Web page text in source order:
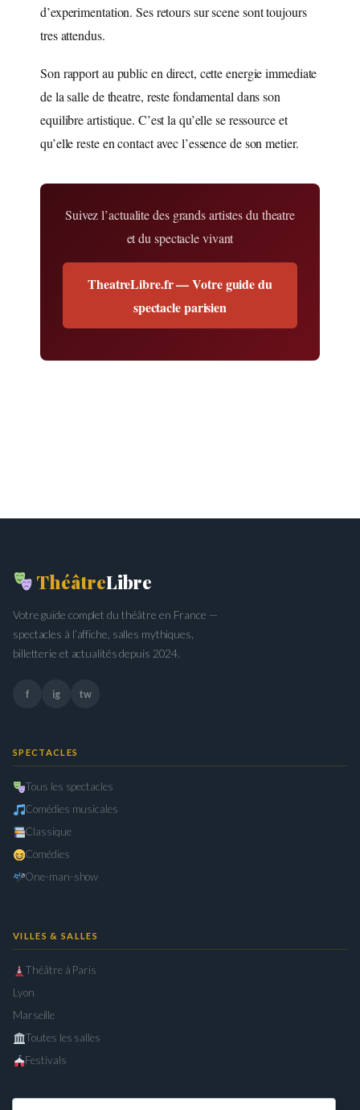
d’experimentation. Ses retours sur scene sont toujours
tres attendus.
Son rapport au public en direct, cette energie immediate
de la salle de theatre, reste fondamental dans son
equilibre artistique. C’est la qu’elle se ressource et
qu’elle reste en contact avec l’essence de son metier.
Suivez l’actualite des grands artistes du theatre
et du spectacle vivant
TheatreLibre.fr — Votre guide du
spectacle parisien
ThéâtreLibre
Votre guide complet du théâtre en France —
spectacles à l’affiche, salles mythiques,
billetterie et actualités depuis 2024.
f ig tw
SPECTACLES
Tous les spectacles
Comédies musicales
Classique
Comédies
One-man-show
VILLES & SALLES
Théâtre à Paris
Lyon
Marseille
Toutes les salles
Festivals